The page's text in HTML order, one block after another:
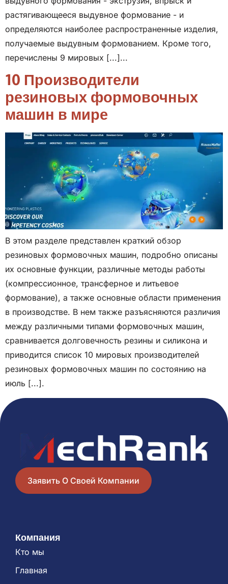
растягивающееся выдувное формование - и
определяются наиболее распространенные изделия,
получаемые выдувным формованием. Кроме того,
перечислены 9 мировых [...]...
10 Производители
резиновых формовочных
машин в мире
В этом разделе представлен краткий обзор
резиновых формовочных машин, подробно описаны
их основные функции, различные методы работы
(компрессионное, трансферное и литьевое
формование), а также основные области применения
в производстве. В нем также разъясняются различия
между различными типами формовочных машин,
сравнивается долговечность резины и силикона и
приводится список 10 мировых производителей
резиновых формовочных машин по состоянию на
июль [...].
Заявить О Своей Компании
Компания
Кто мы
Главная